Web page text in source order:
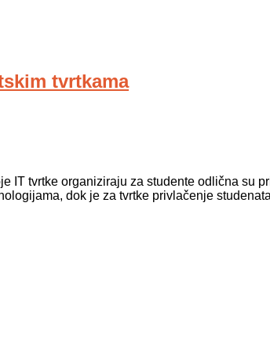
tvrtkama
IT tvrtke organiziraju za studente odlična su
dok je za tvrtke privlačenje